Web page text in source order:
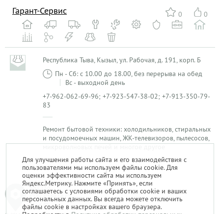
0 0
Гарант-Сервис
Республика Тыва, Кызыл, ул. Рабочая, д. 191, корп. Б
Пн - Сб: с 10.00 до 18.00, без перерыва на обед
Вс - выходной день
+7-962-062-69-96; +7-923-547-38-02; +7-913-350-79-
83
Ремонт бытовой техники: холодильников, стиральных
и посудомоечных машин, ЖК-телевизоров, пылесосов,
микроволновых печей и многое другое
1
Для улучшения работы сайта и его взаимодействия с
пользователями мы используем файлы cookie. Для
оценки эффективности сайта мы используем
Яндекс.Метрику. Нажмите «Принять», если
соглашаетесь с условиями обработки cookie и ваших
персональных данных. Вы всегда можете отключить
файлы cookie в настройках вашего браузера.